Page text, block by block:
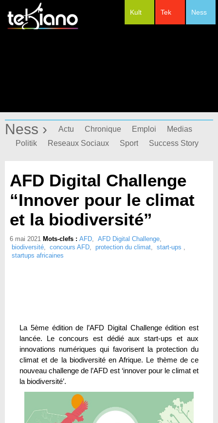
Ness
Tek
Kult
Ness › Actu Chronique Emploi
Medias
Politik
Reseaux Sociaux Sport Success Story
AFD Digital Challenge
“Innover pour le climat
et la biodiversité”
6 mai 2021 Mots-clefs : AFD, AFD Digital Challenge,
biodiversité, concours AFD, protection du climat, start-ups ,
startups africaines
La 5ème édition de l’AFD Digital Challenge édition est
lancée. Le concours est dédié aux start-ups et aux
innovations numériques qui favorisent la protection du
climat et de la biodiversité en Afrique. Le thème de ce
nouveau challenge de l’AFD est ‘innover pour le climat et
la biodiversité’.